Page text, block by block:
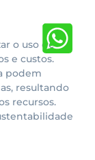
o uso de
e custos.
podem
resultando
recursos.